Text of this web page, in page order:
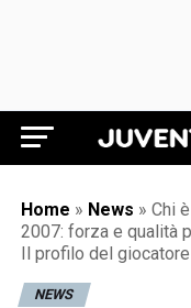
Home » News » Chi
2007: forza e qualità
Il profilo del giocatore
NEWS